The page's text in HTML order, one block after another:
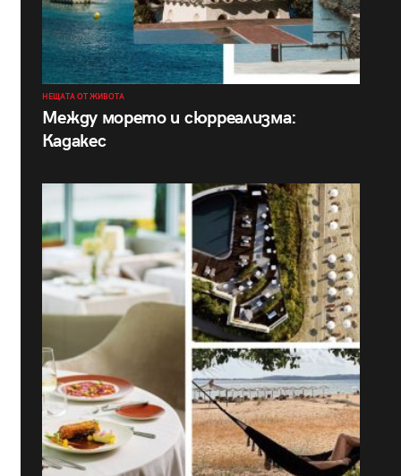
НЕЩАТА ОТ ЖИВОТА
Между морето и сюрреализма:
Кадакес